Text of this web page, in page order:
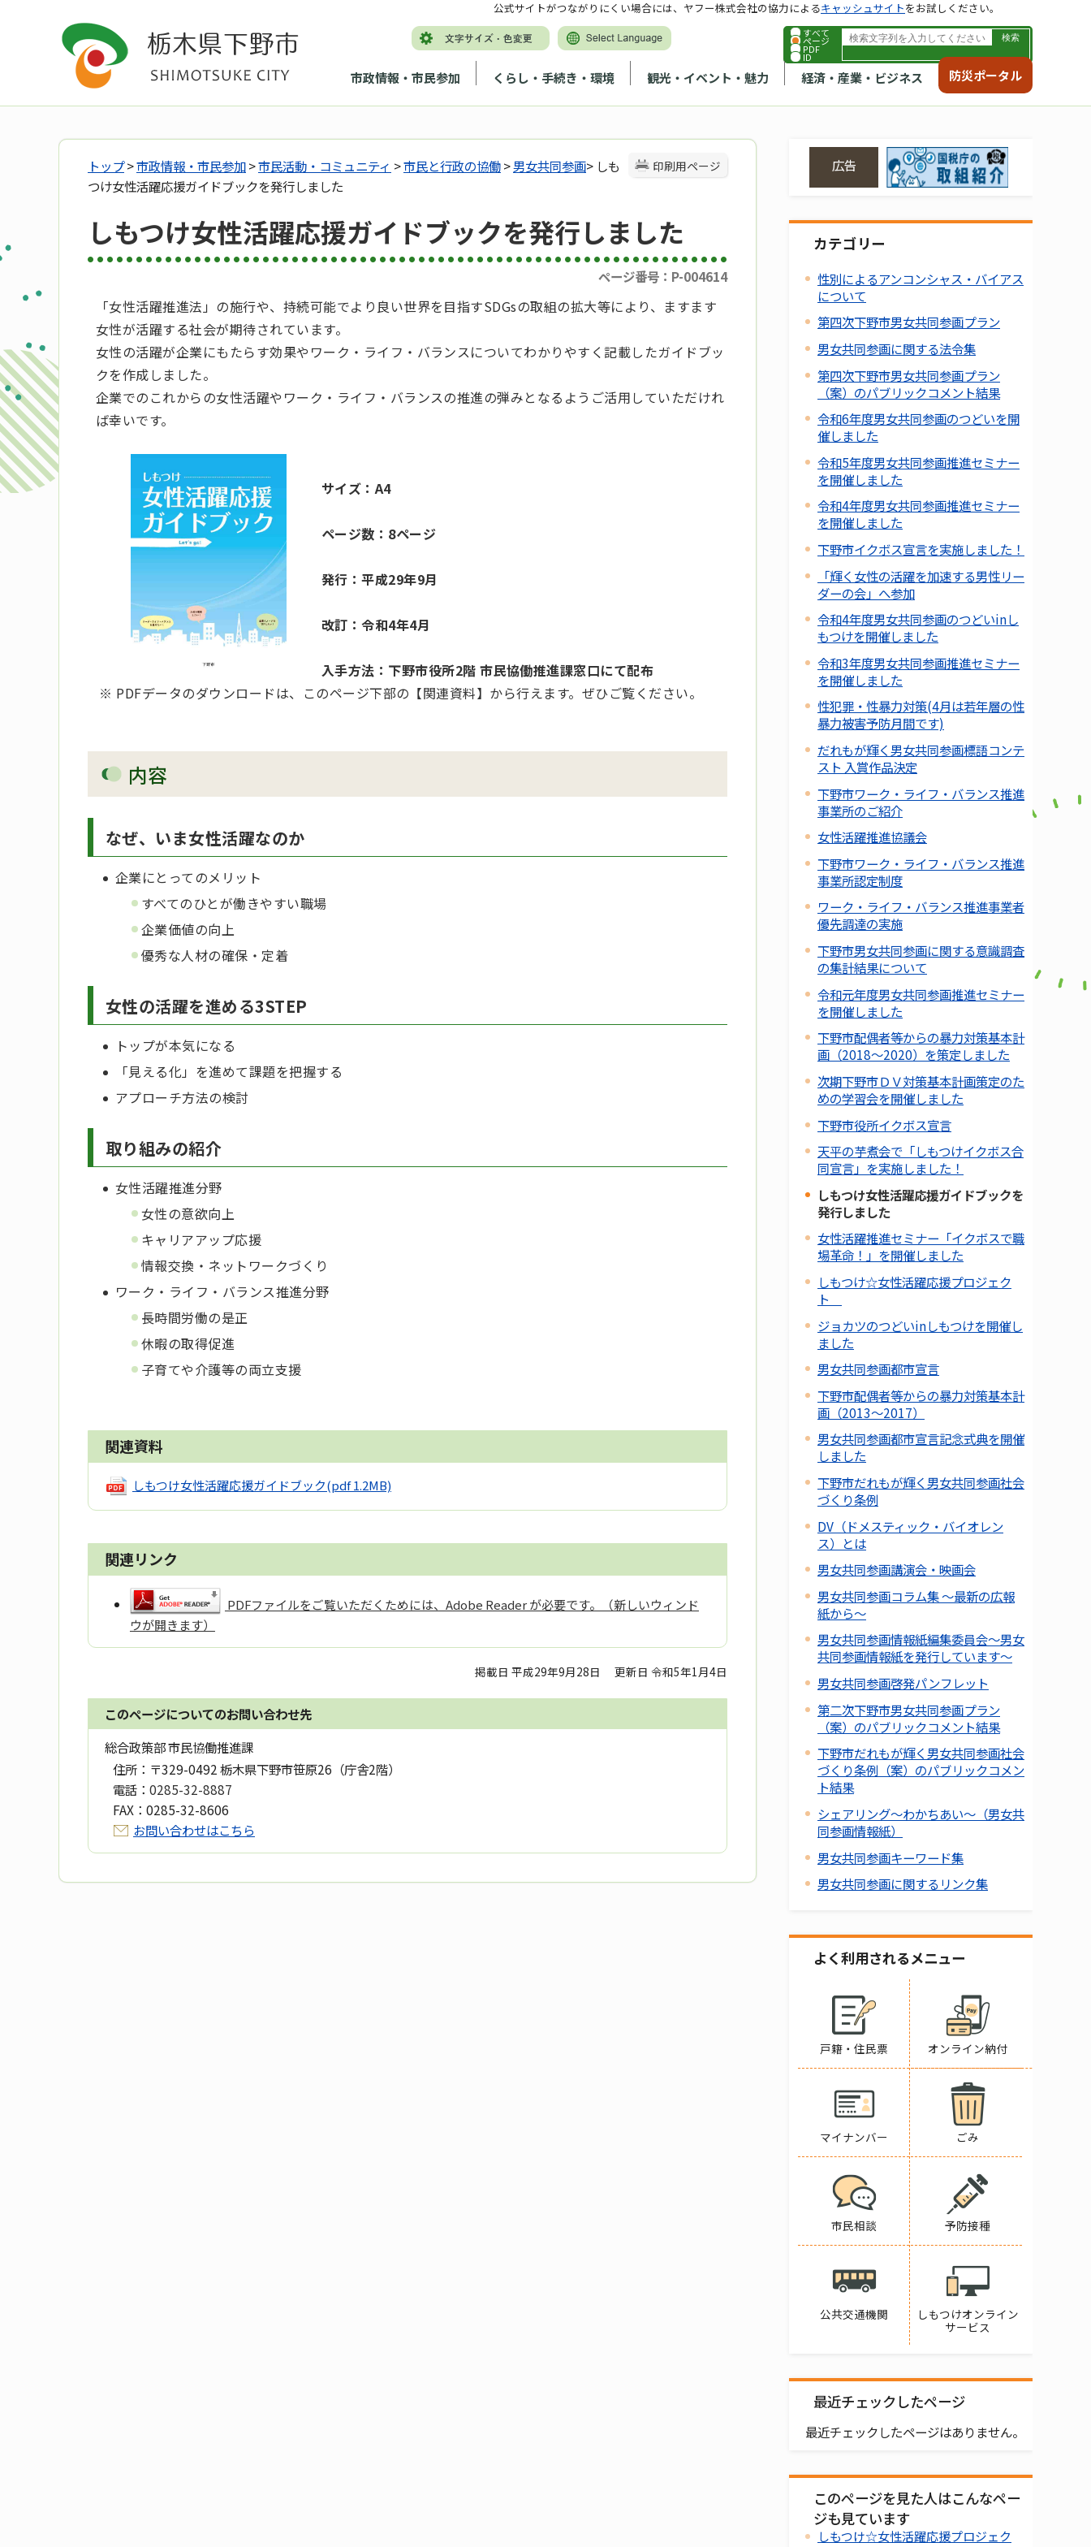
すべて
ページ
PDF
ID
市政情報・市民参加 くらし・手続き・環境 観光・イベント・魅力 経済・産業・ビジネス 防災ポータル
公式サイトがつながりにくい場合には、ヤフー株式会社の協力によるキャッシュサイトをお試しください。
印刷用ページ
トップ>市政情報・市民参加>市民活動・コミュニティ >市民と行政の協働>男女共同参画> しも
つけ女性活躍応援ガイドブックを発行しました
しもつけ女性活躍応援ガイドブックを発行しました
ページ番号：P-004614
「女性活躍推進法」の施行や、持続可能でより良い世界を目指すSDGsの取組の拡大等により、ますます
女性が活躍する社会が期待されています。
女性の活躍が企業にもたらす効果やワーク・ライフ・バランスについてわかりやすく記載したガイドブッ
クを作成しました。
企業でのこれからの女性活躍やワーク・ライフ・バランスの推進の弾みとなるようご活用していただけれ
ば幸いです。
サイズ：A4
ページ数：8ページ
発行：平成29年9月
改訂：令和4年4月
入手方法：下野市役所2階 市民協働推進課窓口にて配布
※ PDFデータのダウンロードは、このページ下部の【関連資料】から行えます。ぜひご覧ください。
内容
なぜ、いま女性活躍なのか
企業にとってのメリット
すべてのひとが働きやすい職場
企業価値の向上
優秀な人材の確保・定着
女性の活躍を進める3STEP
トップが本気になる
「見える化」を進めて課題を把握する
アプローチ方法の検討
取り組みの紹介
女性活躍推進分野
女性の意欲向上
キャリアアップ応援
情報交換・ネットワークづくり
ワーク・ライフ・バランス推進分野
長時間労働の是正
休暇の取得促進
子育てや介護等の両立支援
関連資料
しもつけ女性活躍応援ガイドブック(pdf 1.2MB)
関連リンク
PDFファイルをご覧いただくためには、Adobe Reader が必要です。（新しいウィンド
ウが開きます）
掲載日 平成29年9月28日 更新日 令和5年1月4日
このページについてのお問い合わせ先
総合政策部 市民協働推進課
住所： 〒329-0492 栃木県下野市笹原26（庁舎2階）
電話： 0285-32-8887
FAX： 0285-32-8606
お問い合わせはこちら
広告
カテゴリー
性別によるアンコンシャス・バイアス
について
第四次下野市男女共同参画プラン
男女共同参画に関する法令集
第四次下野市男女共同参画プラン
（案）のパブリックコメント結果
令和6年度男女共同参画のつどいを開
催しました
令和5年度男女共同参画推進セミナー
を開催しました
令和4年度男女共同参画推進セミナー
を開催しました
下野市イクボス宣言を実施しました！
「輝く女性の活躍を加速する男性リー
ダーの会」へ参加
令和4年度男女共同参画のつどいinし
もつけを開催しました
令和3年度男女共同参画推進セミナー
を開催しました
性犯罪・性暴力対策(4月は若年層の性
暴力被害予防月間です)
だれもが輝く男女共同参画標語コンテ
スト 入賞作品決定
下野市ワーク・ライフ・バランス推進
事業所のご紹介
女性活躍推進協議会
下野市ワーク・ライフ・バランス推進
事業所認定制度
ワーク・ライフ・バランス推進事業者
優先調達の実施
下野市男女共同参画に関する意識調査
の集計結果について
令和元年度男女共同参画推進セミナー
を開催しました
下野市配偶者等からの暴力対策基本計
画（2018～2020）を策定しました
次期下野市ＤＶ対策基本計画策定のた
めの学習会を開催しました
下野市役所イクボス宣言
天平の芋煮会で「しもつけイクボス合
同宣言」を実施しました！
しもつけ女性活躍応援ガイドブックを
発行しました
女性活躍推進セミナー「イクボスで職
場革命！」を開催しました
しもつけ☆女性活躍応援プロジェク
ト
ジョカツのつどいinしもつけを開催し
ました
男女共同参画都市宣言
下野市配偶者等からの暴力対策基本計
画（2013～2017）
男女共同参画都市宣言記念式典を開催
しました
下野市だれもが輝く男女共同参画社会
づくり条例
DV（ドメスティック・バイオレン
ス）とは
男女共同参画講演会・映画会
男女共同参画コラム集 ～最新の広報
紙から～
男女共同参画情報紙編集委員会～男女
共同参画情報紙を発行しています～
男女共同参画啓発パンフレット
第二次下野市男女共同参画プラン
（案）のパブリックコメント結果
下野市だれもが輝く男女共同参画社会
づくり条例（案）のパブリックコメン
ト結果
シェアリング～わかちあい～（男女共
同参画情報紙）
男女共同参画キーワード集
男女共同参画に関するリンク集
よく利用されるメニュー
戸籍・住民票 オンライン納付
マイナンバー ごみ
市民相談 予防接種
公共交通機関
しもつけオンライン
サービス
最近チェックしたページ
最近チェックしたページはありません。
このページを見た人はこんなペー
ジも見ています
しもつけ☆女性活躍応援プロジェク